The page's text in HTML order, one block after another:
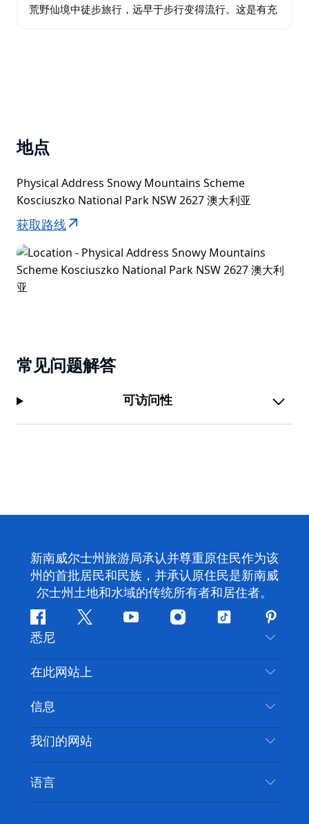
荒野仙境中徒步旅行，远早于步行变得流行。这是有充
地点
Physical Address Snowy Mountains Scheme
Kosciuszko National Park NSW 2627 澳大利亚
获取路线
常见问题解答
可访问性
新南威尔士州旅游局承认并尊重原住民作为该
州的首批居民和民族，并承认原住民是新南威
尔士州土地和水域的传统所有者和居住者。
Facebook叽
喳
喳
YouTubeInstagram
抖
悉尼
联系我们
免责声明
隐私
Cookie 通知
在此网站上
目的地
推荐活动
新南威尔士州公路旅行
活动
住宿
信息
旅行信息
无障碍悉尼
列出您的业务
我们的网站
语言